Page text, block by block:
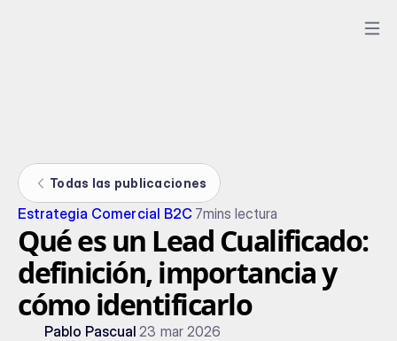
Todas las publicaciones
Estrategia Comercial B2C 7mins lectura
Qué es un Lead Cualificado:
definición, importancia y
cómo identificarlo
Pablo Pascual 23 mar 2026